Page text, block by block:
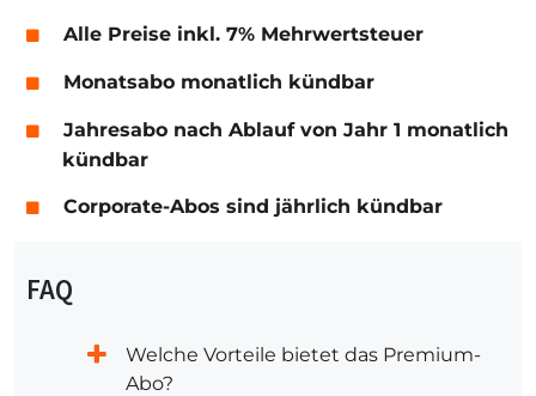
Alle Preise inkl. 7% Mehrwertsteuer
Monatsabo monatlich kündbar
Jahresabo nach Ablauf von Jahr 1 monatlich
kündbar
Corporate-Abos sind jährlich kündbar
FAQ
Welche Vorteile bietet das Premium-
Abo?